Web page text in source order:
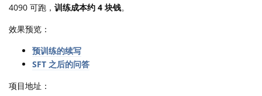
4090 可跑， 训练成本约 4 块钱。
效果预览：
预训练的续写
SFT 之后的问答
项目地址：